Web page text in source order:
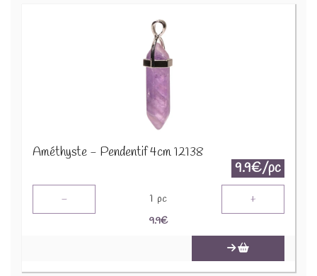
Améthyste - Pendentif 4cm 12138
9.9€/pc
- 1 pc +
9.9€